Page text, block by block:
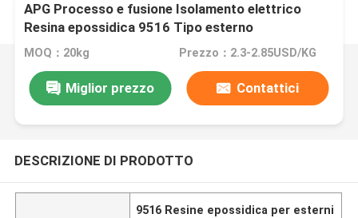
APG Processo e fusione Isolamento elettrico
Resina epossidica 9516 Tipo esterno
MOQ：20kg Prezzo：2.3-2.85USD/KG
Miglior prezzo Contattici
DESCRIZIONE DI PRODOTTO
9516 Resine epossidica per esterni